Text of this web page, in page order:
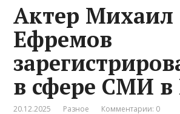
Актер Михаил
Ефремов
в сфере СМИ в
20.12.2025 Разное Комментарии: 0